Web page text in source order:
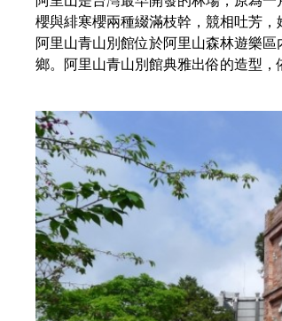
櫻與緋寒櫻兩種綴滿枝幹，競相吐芳，
阿里山青山別館位於阿里山森林遊樂
鄉。阿里山青山別館典雅出俗的造型